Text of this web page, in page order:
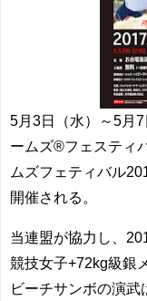
5月3日（水）～5月
ームズ®フェスティ
ムズフェティバル
開催される。
当連盟が協力し、
競技女子+72kg級銀
ビーチサンボの演武